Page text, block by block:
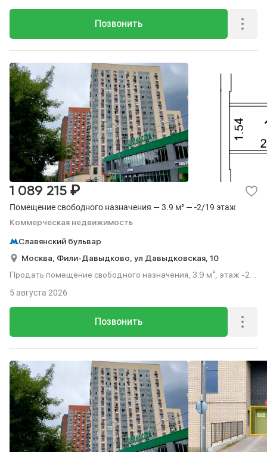
Позвонить
Помещение свободного назначения — 3.9 м² — -2/19 этаж
Коммерческая недвижимость
1 089 215 ₽
Славянский бульвар
Москва, Фили-Давыдково, ул Давыдковская, 10
Продать помещение свободного назначения, 3.9 м², этаж -2
Позвонить
5 августа 2026